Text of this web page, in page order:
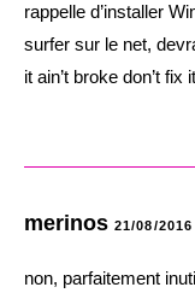
rappelle d’installer
surfer sur le net,
it ain’t broke don’t fix
merinos 21/08/2016
non, parfaitement